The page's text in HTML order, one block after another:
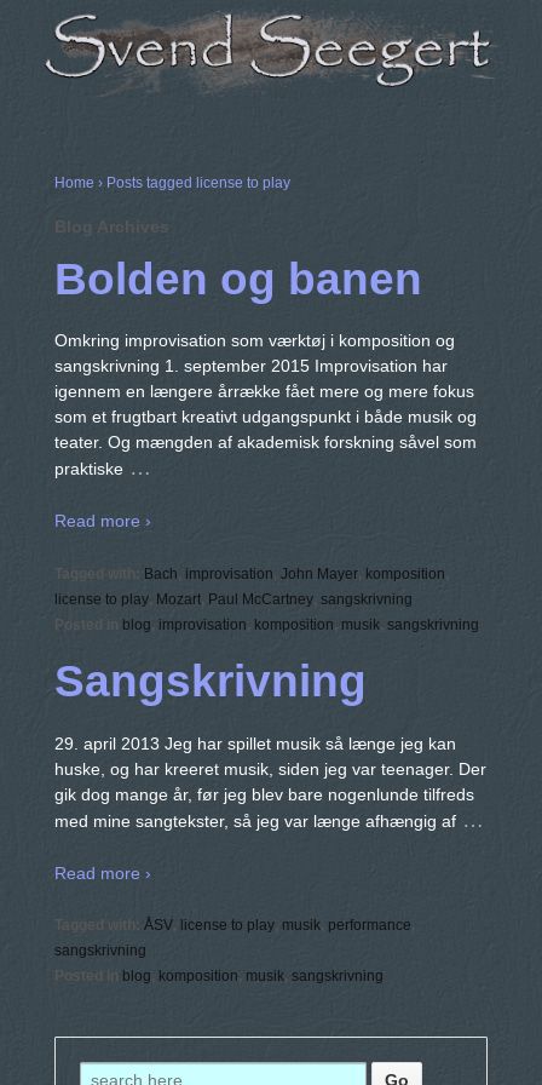
Home › Posts tagged license to play
Blog Archives
Bolden og banen
Omkring improvisation som værktøj i komposition og
sangskrivning 1. september 2015 Improvisation har
igennem en længere årrække fået mere og mere fokus
som et frugtbart kreativt udgangspunkt i både musik og
teater. Og mængden af akademisk forskning såvel som
praktiske …
Read more ›
Tagged with: Bach, improvisation, John Mayer, komposition,
license to play, Mozart, Paul McCartney, sangskrivning
Posted in blog, improvisation, komposition, musik, sangskrivning
Sangskrivning
29. april 2013 Jeg har spillet musik så længe jeg kan
huske, og har kreeret musik, siden jeg var teenager. Der
gik dog mange år, før jeg blev bare nogenlunde tilfreds
med mine sangtekster, så jeg var længe afhængig af …
Read more ›
Tagged with: ÅSV, license to play, musik, performance,
sangskrivning
Posted in blog, komposition, musik, sangskrivning